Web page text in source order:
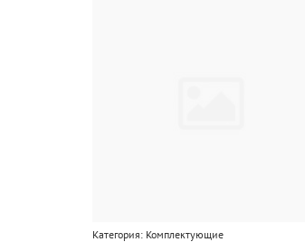
Категория: Комплектующие